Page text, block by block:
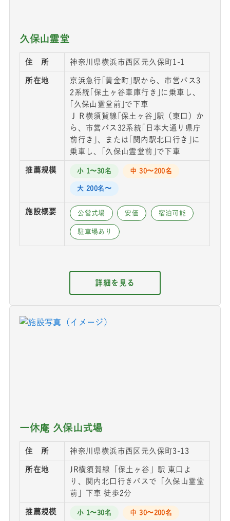
久保山霊堂
住 所 神奈川県横浜市西区元久保町1-1
所在地
京浜急行｢黄金町｣駅から、市営バス3
2系統｢保土ヶ谷車庫行き｣に乗車し、
｢久保山霊堂前｣で下車
ＪＲ横須賀線｢保土ヶ谷｣駅（東口）か
ら、市営バス32系統｢日本大通り県庁
前行き｣、または｢関内駅北口行き｣に
乗車し、｢久保山霊堂前｣で下車
推薦規模 小 1〜30名 中 30〜200名
大 200名〜
施設概要 公営式場 安価 宿泊可能
駐車場あり
詳細を見る
一休庵 久保山式場
住 所 神奈川県横浜市西区元久保町3-13
所在地
JR横須賀線「保土ヶ谷」駅 東口よ
り、関内北口行きバスで「久保山霊堂
前」下車 徒歩2分
推薦規模 小 1〜30名 中 30〜200名